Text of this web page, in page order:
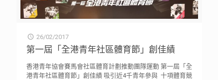
26/02/2017
第一屆「全港青年社區體育節」創佳績
香港青年協會賽馬會社區體育計劃推動團隊運動 第一屆「全
港青年社區體育節」創佳績 吸引近4千青年參與 十項體育競